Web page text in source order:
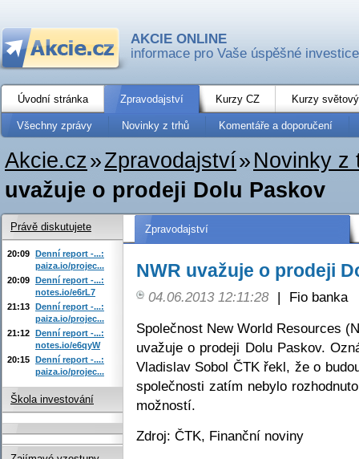
AKCIE ONLINE
informace pro Vaše úspěšné investice
Úvodní stránka Zpravodajství Kurzy CZ Kurzy
Všechny zprávy Novinky z trhů Komentáře a doporučení
Akcie.cz»Zpravodajství» Novinky z
uvažuje o prodeji Dolu Paskov
Zpravodajství
NWR uvažuje o prodeji
04.06.2013 12:11:28 |
Fio banka
Společnost New World Resources
uvažuje o prodeji Dolu Paskov.
Vladislav Sobol ČTK řekl, že o
společnosti zatím nebylo
možností.
Zdroj: ČTK, Finanční noviny
Právě diskutujete
20:09 Denní report -...:
paiza.io/projec...
20:09 Denní report -...:
notes.io/e6rL7
21:13 Denní report -...:
paiza.io/projec...
21:12 Denní report -...:
notes.io/e6qyW
20:15 Denní report -...:
paiza.io/projec...
Škola investování